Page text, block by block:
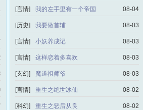
[言情] 我的左手里有一个帝国 08-04
[历史] 我要做首辅 08-03
[言情] 小妖养成记 08-03
[言情] 这样恋着多喜欢 08-03
[玄幻] 魔道祖师爷 08-03
[言情] 重生之绝世冰仙 08-02
[科幻] 重生之恶后从良 08-02